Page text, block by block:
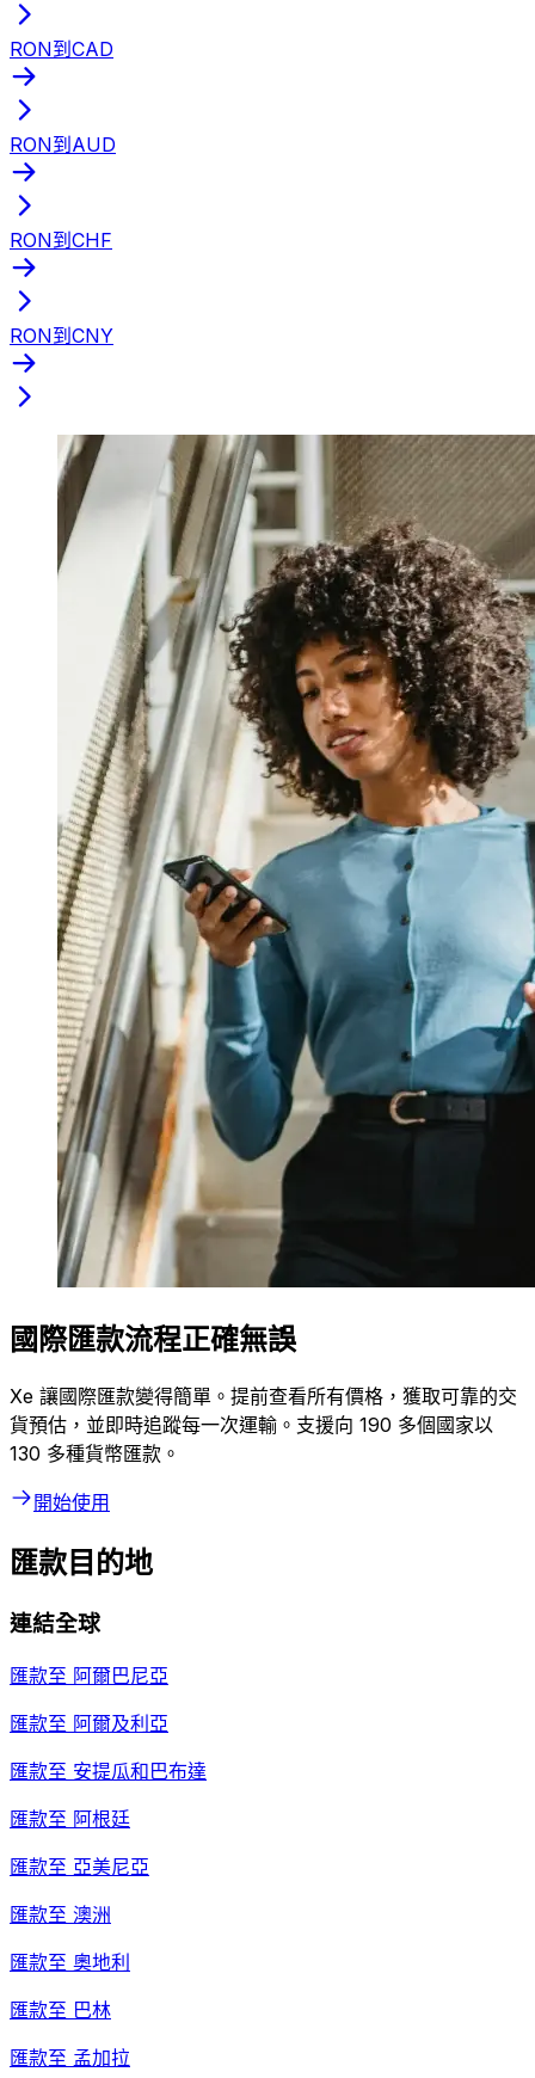
RON到CAD
RON到AUD
RON到CHF
RON到CNY
國際匯款流程正確無誤
Xe 讓國際匯款變得簡單。提前查看所有價格，獲取可靠的交
貨預估，並即時追蹤每一次運輸。支援向 190 多個國家以
130 多種貨幣匯款。
開始使用
匯款目的地
連結全球
匯款至 阿爾巴尼亞
匯款至 阿爾及利亞
匯款至 安提瓜和巴布達
匯款至 阿根廷
匯款至 亞美尼亞
匯款至 澳洲
匯款至 奧地利
匯款至 巴林
匯款至 孟加拉